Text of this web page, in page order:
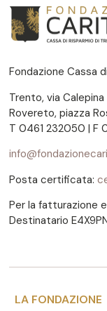
Fondazione Cassa
Trento, via Calepina
Rovereto, piazza
T 0461 232050 | F
Posta certificata:
Per la fatturazione
Destinatario
LA FONDAZIONE